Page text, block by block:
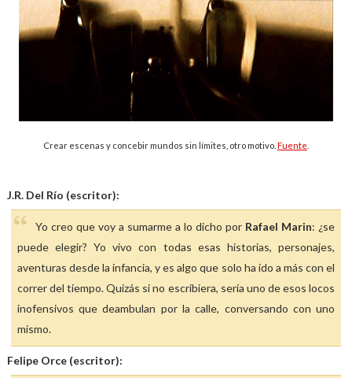
Crear escenas y concebir mundos sin límites, otro motivo. Fuente
J.R. Del Río (escritor):
Yo creo que voy a sumarme a lo dicho por Rafael Marin: ¿se
puede elegir? Yo vivo con todas esas historias, personajes,
aventuras desde la infancia, y es algo que solo ha ido a más con el
correr del tiempo. Quizás si no escribiera, sería uno de esos locos
inofensivos que deambulan por la calle, conversando con uno
mismo.
Felipe Orce (escritor):